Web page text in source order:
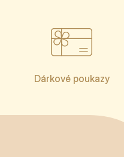
Dárkové poukazy